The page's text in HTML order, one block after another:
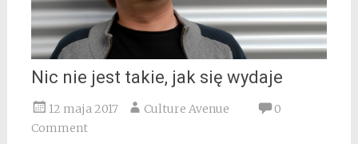
Nic nie jest takie, jak się wydaje
12 maja 2017 Culture Avenue
0
Comment